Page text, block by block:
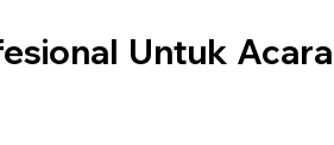
Untuk Acara